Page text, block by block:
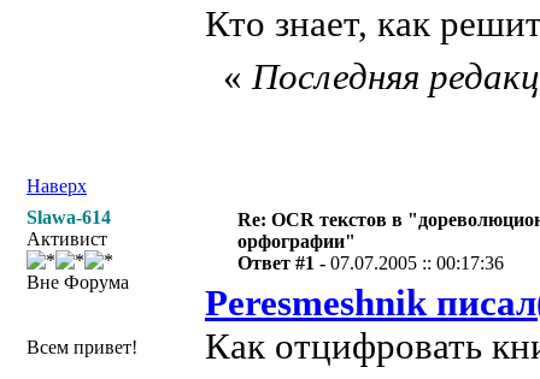
Кто знает, как
Наверх
«Последняя
Slawa-614
Активист
Вне Форума
Всем привет!
Re: OCR текстов в
орфографии"
Ответ #1 -07.07.2005 :: 00:17:36
Peresmeshnik
Как отцифровать